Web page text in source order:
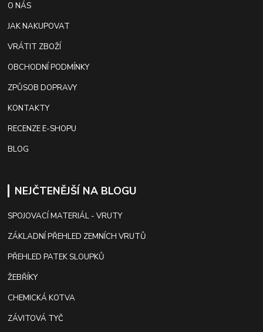
O NÁS
JAK NAKUPOVAT
VRÁTIT ZBOŽÍ
OBCHODNÍ PODMÍNKY
ZPŮSOB DOPRAVY
KONTAKTY
RECENZE E-SHOPU
BLOG
NEJČTENĚJŠÍ NA BLOGU
SPOJOVACÍ MATERIÁL - VRUTY
ZÁKLADNÍ PŘEHLED ZEMNÍCH VRUTŮ
PŘEHLED PATEK SLOUPKŮ
ŽEBŘÍKY
CHEMICKÁ KOTVA
ZÁVITOVÁ TYČ